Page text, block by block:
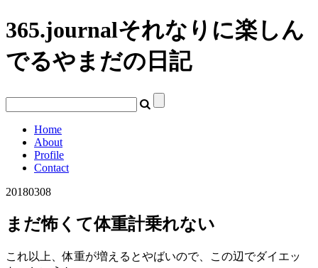
365.journalそれなりに楽しん
でるやまだの日記
Home
About
Profile
Contact
20180308
まだ怖くて体重計乗れない
これ以上、体重が増えるとやばいので、この辺でダイエッ